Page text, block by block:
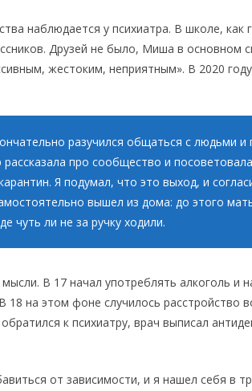
наблюдается у психиатра. В школе, как
Друзей не было, Миша в основном
жестоким, неприятным». В 2020
разучился общаться с людьми и
про сообщество и
Я подумал, что это выход, и
вышел из дома: до этого
чуть ли не за ручку ходили.
В 17 начал употреблять алкоголь и
на этом фоне случилось расстройство
к психиатру, врач выписал
от зависимости, и я нашел себя в